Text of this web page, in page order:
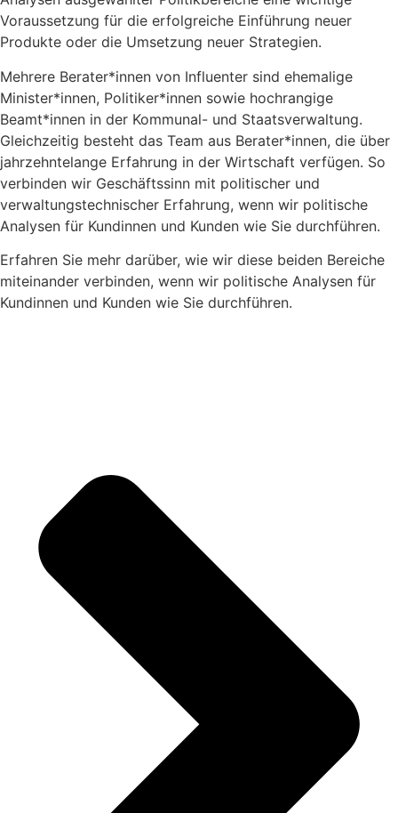
Voraussetzung für die erfolgreiche Einführung neuer
Produkte oder die Umsetzung neuer Strategien.
Mehrere Berater*innen von Influenter sind ehemalige
Minister*innen, Politiker*innen sowie hochrangige
Beamt*innen in der Kommunal- und Staatsverwaltung.
Gleichzeitig besteht das Team aus Berater*innen, die über
jahrzehntelange Erfahrung in der Wirtschaft verfügen. So
verbinden wir Geschäftssinn mit politischer und
verwaltungstechnischer Erfahrung, wenn wir politische
Analysen für Kundinnen und Kunden wie Sie durchführen.
Erfahren Sie mehr darüber, wie wir diese beiden Bereiche
miteinander verbinden, wenn wir politische Analysen für
Kundinnen und Kunden wie Sie durchführen.